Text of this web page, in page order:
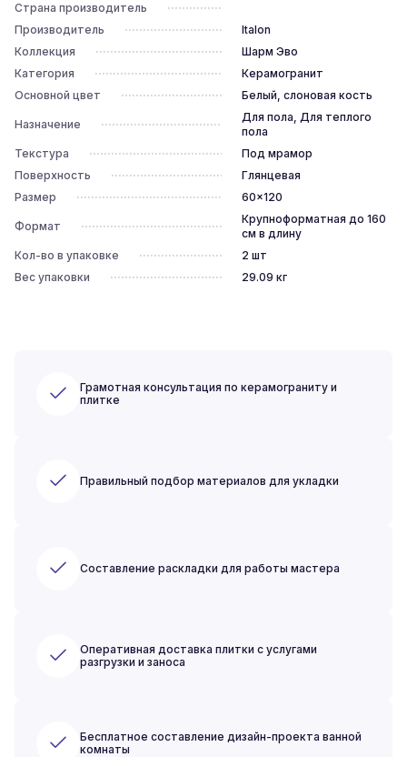
Страна производитель
Производитель
Italon
Коллекция
Шарм Эво
Категория
Керамогранит
Основной цвет
Белый, слоновая кость
Назначение
Для пола, Для теплого
пола
Текстура
Под мрамор
Поверхность
Глянцевая
Размер
60x120
Формат
Крупноформатная до 160
см в длину
Кол-во в упаковке
2 шт
Вес упаковки
29.09 кг
Грамотная консультация по керамограниту и
плитке
Правильный подбор материалов для укладки
Составление раскладки для работы мастера
Оперативная доставка плитки с услугами
разгрузки и заноса
Бесплатное составление дизайн-проекта ванной
комнаты